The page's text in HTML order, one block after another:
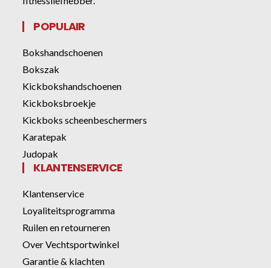
POPULAIR
Bokshandschoenen
Bokszak
Kickbokshandschoenen
Kickboksbroekje
Kickboks scheenbeschermers
Karatepak
Judopak
KLANTENSERVICE
Klantenservice
Loyaliteitsprogramma
Ruilen en retourneren
Over Vechtsportwinkel
Garantie & klachten